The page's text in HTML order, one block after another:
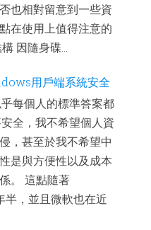
也相對留意到一些資
在使用上值得注意的
因隨身碟...
用戶端系統安全
每個人的標準答案都
全，我不希望個人資
，甚至於我不希望中
是與方便性以及成本
。 這點隨著
，並且微軟也在近